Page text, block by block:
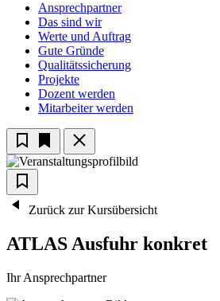
Ansprechpartner
Das sind wir
Werte und Auftrag
Gute Gründe
Qualitätssicherung
Projekte
Dozent werden
Mitarbeiter werden
Zurück zur Kursübersicht
ATLAS Ausfuhr konkret
Ihr Ansprechpartner